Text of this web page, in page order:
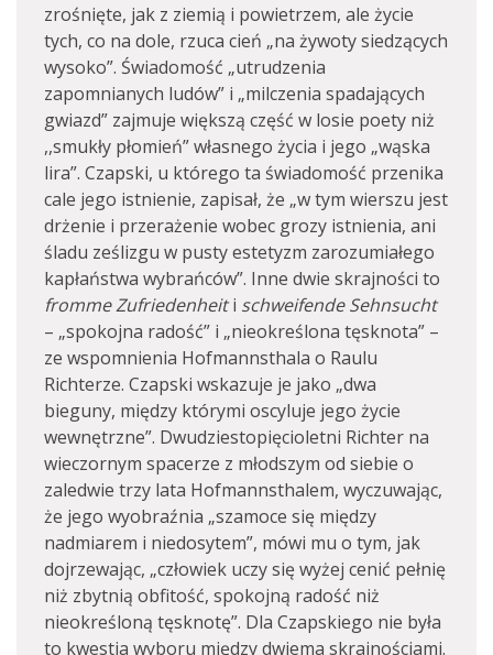
zrośnięte, jak z ziemią i powietrzem, ale życie
tych, co na dole, rzuca cień „na żywoty siedzących
wysoko”. Świadomość „utrudzenia
zapomnianych ludów” i „milczenia spadających
gwiazd” zajmuje większą część w losie poety niż
,,smukły płomień” własnego życia i jego „wąska
lira”. Czapski, u którego ta świadomość przenika
cale jego istnienie, zapisał, że „w tym wierszu jest
drżenie i przerażenie wobec grozy istnienia, ani
śladu ześlizgu w pusty estetyzm zarozumiałego
kapłaństwa wybrańców”. Inne dwie skrajności to
fromme Zufriedenheiti schweifende Sehnsucht
– „spokojna radość” i „nieokreślona tęsknota” –
ze wspomnienia Hofmannsthala o Raulu
Richterze. Czapski wskazuje je jako „dwa
bieguny, między którymi oscyluje jego życie
wewnętrzne”. Dwudziestopięcioletni Richter na
wieczornym spacerze z młodszym od siebie o
zaledwie trzy lata Hofmannsthalem, wyczuwając,
że jego wyobraźnia „szamoce się między
nadmiarem i niedosytem”, mówi mu o tym, jak
dojrzewając, „człowiek uczy się wyżej cenić pełnię
niż zbytnią obfitość, spokojną radość niż
nieokreśloną tęsknotę”. Dla Czapskiego nie była
to kwestia wyboru między dwiema skrajnościami.